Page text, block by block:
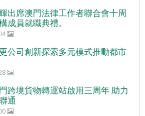
出席澳門法律工作者聯合會十周
成員就職典禮。
公司創新探索多元模式推動都市
跨境貨物轉運站啟用三周年 助力
通